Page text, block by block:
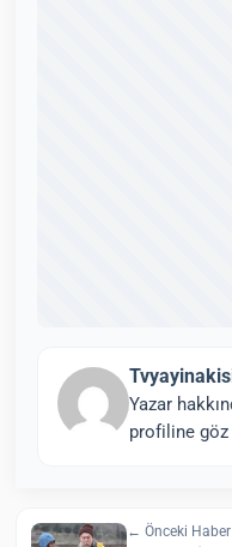
Yazar
profiline göz
← Önceki Haber